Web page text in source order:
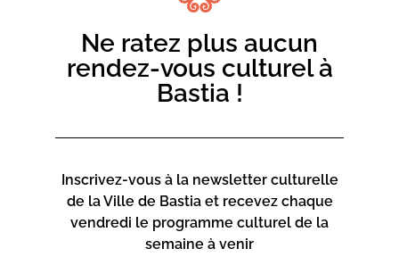
Ne ratez plus aucun
rendez-vous culturel à
Bastia !
Inscrivez-vous à la newsletter culturelle
de la Ville de Bastia et recevez chaque
vendredi le programme culturel de la
semaine à venir